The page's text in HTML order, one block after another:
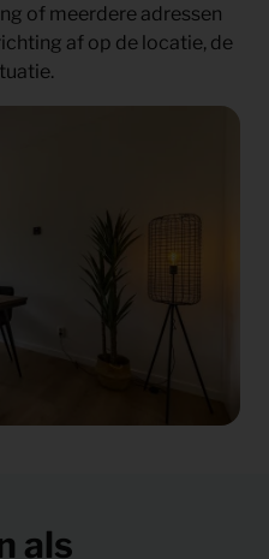
of meerdere adressen
af op de locatie, de
als